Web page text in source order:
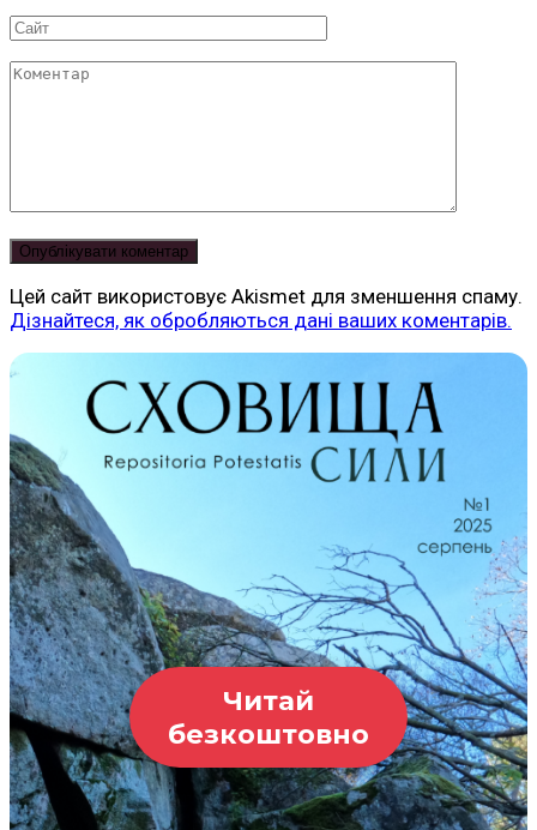
Сайт
Коментар
Цей сайт використовує Akismet для зменшення спаму.
Дізнайтеся, як обробляються дані ваших коментарів.
Читай
безкоштовно